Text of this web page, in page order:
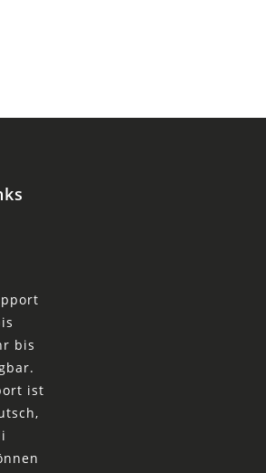
bis
ist